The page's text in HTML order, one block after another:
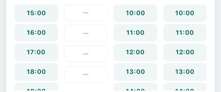
15:00
16:00
17:00
18:00
—
—
—
—
10:00
11:00
12:00
13:00
10:00
11:00
12:00
13:00